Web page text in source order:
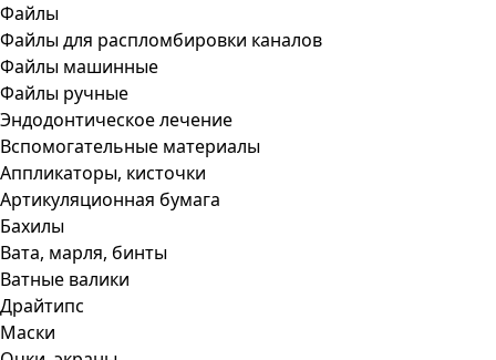
Файлы
Файлы для распломбировки каналов
Файлы машинные
Файлы ручные
Эндодонтическое лечение
Вспомогательные материалы
Аппликаторы, кисточки
Артикуляционная бумага
Бахилы
Вата, марля, бинты
Ватные валики
Драйтипс
Маски